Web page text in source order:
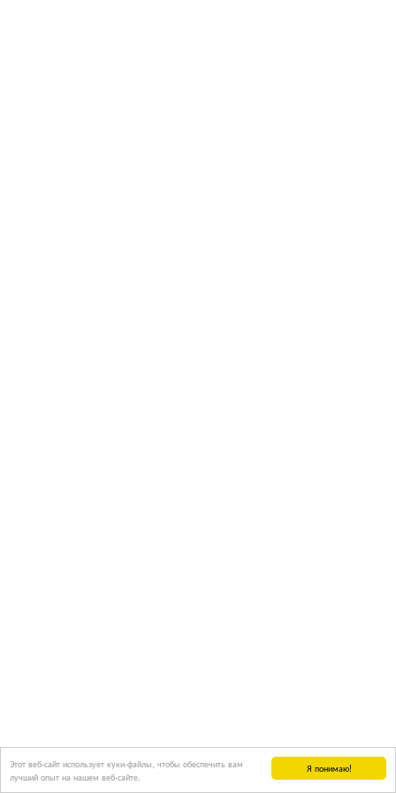
Я понимаю!
Этот веб-сайт использует куки-файлы, чтобы обеспечить вам
лучший опыт на нашем веб-сайте.